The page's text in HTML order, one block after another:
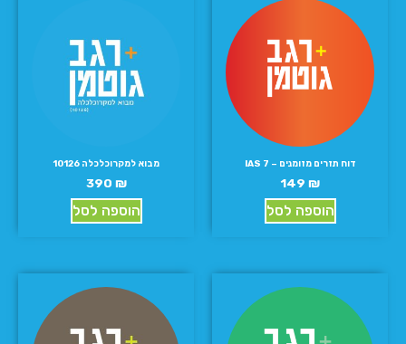
דוח תזרים מזומנים – IAS 7
149 ₪
הוספה לסל
מבוא למקרוכלכלה 10126
390 ₪
הוספה לסל